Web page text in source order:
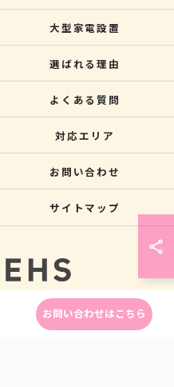
お問い合わせはこちら
大型家電設置
選ばれる理由
よくある質問
対応エリア
お問い合わせ
サイトマップ
EHS ALL RIGHTS RESERVED.